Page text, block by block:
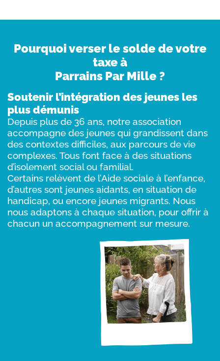
Pourquoi verser le solde de votre
taxe à
Parrains Par Mille ?
Soutenir l’intégration des jeunes les
plus démunis
Depuis plus de 36 ans, notre association
accompagne des jeunes qui grandissent dans
des contextes difficiles, aux parcours de vie
complexes. Tous font face à des situations
d’isolement social ou familial.
Certains relèvent de l’Aide sociale à l’enfance,
d’autres sont jeunes aidants, en situation de
handicap, ou encore jeunes migrants. Nous
nous adaptons à chaque situation, pour offrir à
chacun un accompagnement sur mesure.